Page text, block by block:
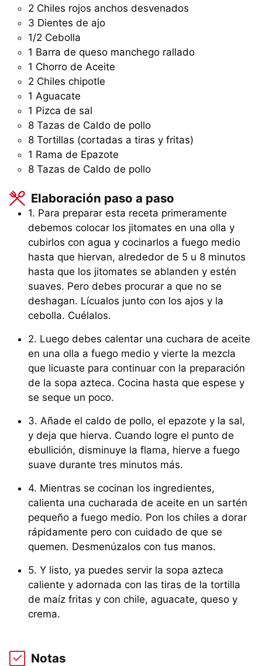
2 Chiles rojos anchos desvenados
3 Dientes de ajo
1/2 Cebolla
1 Barra de queso manchego rallado
1 Chorro de Aceite
2 Chiles chipotle
1 Aguacate
1 Pizca de sal
8 Tazas de Caldo de pollo
8 Tortillas (cortadas a tiras y fritas)
1 Rama de Epazote
8 Tazas de Caldo de pollo
Elaboración paso a paso
1. Para preparar esta receta primeramente
debemos colocar los jitomates en una olla y
cubirlos con agua y cocinarlos a fuego medio
hasta que hiervan, alrededor de 5 u 8 minutos
hasta que los jitomates se ablanden y estén
suaves. Pero debes procurar a que no se
deshagan. Lícualos junto con los ajos y la
cebolla. Cuélalos.
2. Luego debes calentar una cuchara de aceite
en una olla a fuego medio y vierte la mezcla
que licuaste para continuar con la preparación
de la sopa azteca. Cocina hasta que espese y
se seque un poco.
3. Añade el caldo de pollo, el epazote y la sal,
y deja que hierva. Cuando logre el punto de
ebullición, disminuye la flama, hierve a fuego
suave durante tres minutos más.
4. Mientras se cocinan los ingredientes,
calienta una cucharada de aceite en un sartén
pequeño a fuego medio. Pon los chiles a dorar
rápidamente pero con cuidado de que se
quemen. Desmenúzalos con tus manos.
5. Y listo, ya puedes servir la sopa azteca
caliente y adornada con las tiras de la tortilla
de maíz fritas y con chile, aguacate, queso y
crema.
Notas